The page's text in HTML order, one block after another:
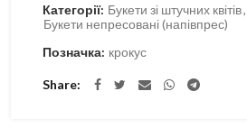
Категорії: Букети зі штучних квітів,
Букети непресовані (напівпрес)
Позначка: крокус
Share